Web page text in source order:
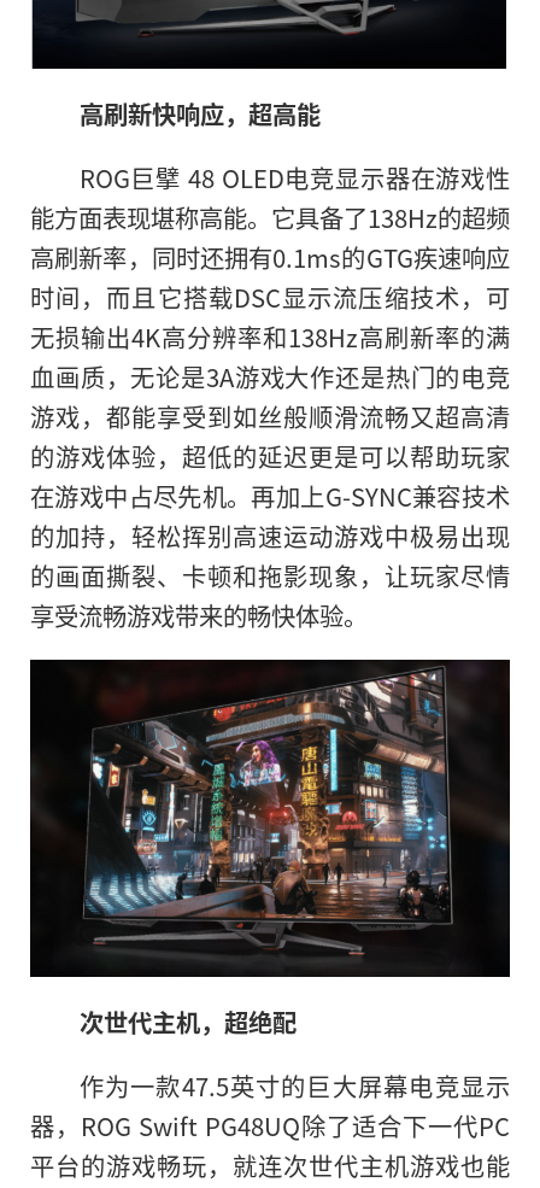
高刷新快响应，超高能
ROG巨擘 48 OLED电竞显示器在游戏性
能方面表现堪称高能。它具备了138Hz的超频
高刷新率，同时还拥有0.1ms的GTG疾速响应
时间，而且它搭载DSC显示流压缩技术，可
无损输出4K高分辨率和138Hz高刷新率的满
血画质，无论是3A游戏大作还是热门的电竞
游戏，都能享受到如丝般顺滑流畅又超高清
的游戏体验，超低的延迟更是可以帮助玩家
在游戏中占尽先机。再加上G-SYNC兼容技术
的加持，轻松挥别高速运动游戏中极易出现
的画面撕裂、卡顿和拖影现象，让玩家尽情
享受流畅游戏带来的畅快体验。
次世代主机，超绝配
作为一款47.5英寸的巨大屏幕电竞显示
器，ROG Swift PG48UQ除了适合下一代PC
平台的游戏畅玩，就连次世代主机游戏也能